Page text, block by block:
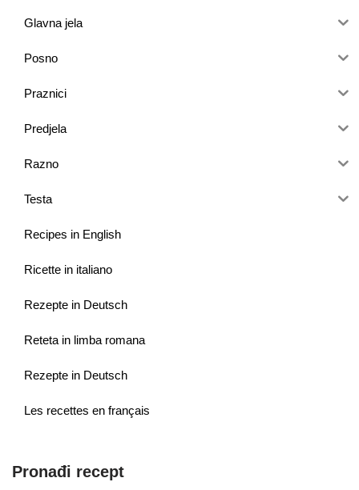
Glavna jela
Posno
Praznici
Predjela
Razno
Testa
Recipes in English
Ricette in italiano
Rezepte in Deutsch
Reteta in limba romana
Rezepte in Deutsch
Les recettes en français
Pronađi recept